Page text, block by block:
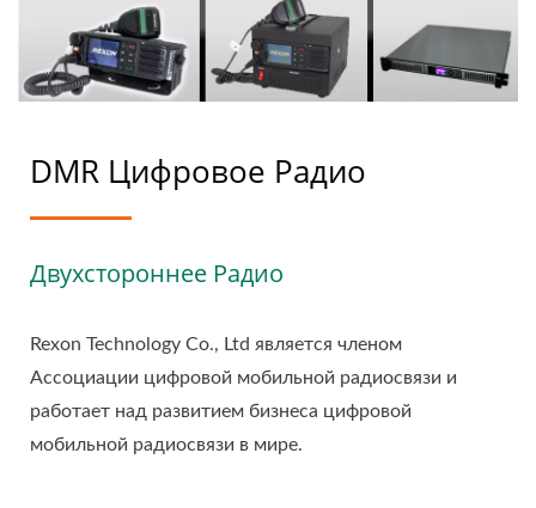
DMR Цифровое Радио
Двухстороннее Радио
Rexon Technology Co., Ltd является членом
Ассоциации цифровой мобильной радиосвязи и
работает над развитием бизнеса цифровой
мобильной радиосвязи в мире.